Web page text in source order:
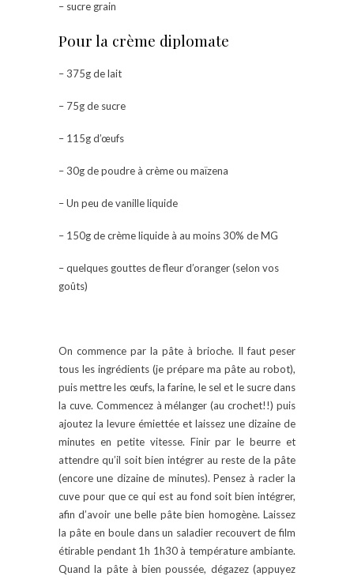
– sucre grain
Pour la crème diplomate
– 375g de lait
– 75g de sucre
– 115g d’œufs
– 30g de poudre à crème ou maïzena
– Un peu de vanille liquide
– 150g de crème liquide à au moins 30% de MG
– quelques gouttes de fleur d’oranger (selon vos
goûts)
On commence par la pâte à brioche. Il faut peser
tous les ingrédients (je prépare ma pâte au robot),
puis mettre les œufs, la farine, le sel et le sucre dans
la cuve. Commencez à mélanger (au crochet!!) puis
ajoutez la levure émiettée et laissez une dizaine de
minutes en petite vitesse. Finir par le beurre et
attendre qu’il soit bien intégrer au reste de la pâte
(encore une dizaine de minutes). Pensez à racler la
cuve pour que ce qui est au fond soit bien intégrer,
afin d’avoir une belle pâte bien homogène. Laissez
la pâte en boule dans un saladier recouvert de film
étirable pendant 1h 1h30 à température ambiante.
Quand la pâte à bien poussée, dégazez (appuyez